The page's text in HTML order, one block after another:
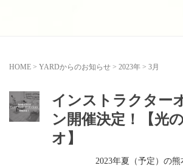
HOME > YARDからのお知らせ > 2023年 > 3月
インストラクター
ン開催決定！【光
オ】
2023年夏（予定）の熊本